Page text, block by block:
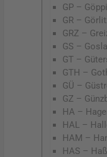
GP –
GR –
GRZ –
GS –
GT –
GTH –
GÜ –
GZ –
HA –
HAL –
HAM –
HAS –